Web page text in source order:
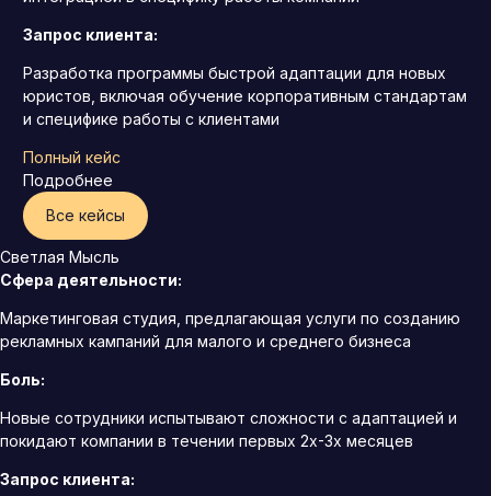
Запрос клиента:
Разработка программы быстрой адаптации для новых
юристов, включая обучение корпоративным стандартам
и специфике работы с клиентами
Полный кейс
Подробнее
Все кейсы
Светлая Мысль
Сфера деятельности:
Маркетинговая студия, предлагающая услуги по созданию
рекламных кампаний для малого и среднего бизнеса
Боль:
Новые сотрудники испытывают сложности с адаптацией и
покидают компании в течении первых 2х-3х месяцев
Запрос клиента: